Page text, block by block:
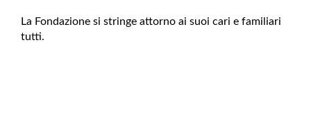
La Fondazione si stringe attorno ai suoi cari e familiari
tutti.